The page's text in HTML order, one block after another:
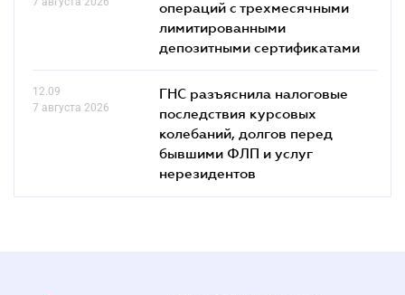
операций с трехмесячными
лимитированными
депозитными сертификатами
12.09
7 августа 2026
ГНС разъяснила налоговые
последствия курсовых
колебаний, долгов перед
бывшими ФЛП и услуг
нерезидентов